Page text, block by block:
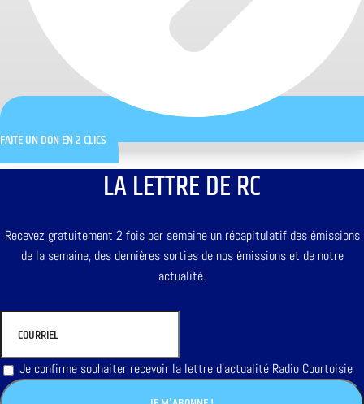
FAITE UN DON EN 2 CLICS
LA LETTRE DE RC
Recevez gratuitement 2 fois par semaine un récapitulatif des émissions
de la semaine, des dernières sorties de nos émissions et de notre
actualité.
Je confirme souhaiter recevoir la lettre d'actualité Radio Courtoisie